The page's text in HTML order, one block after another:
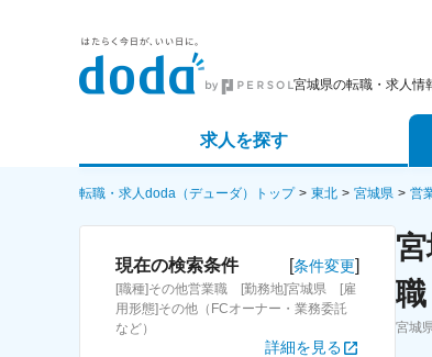
宮城県の転職・求人情
求人を探す
詳細条件から探す
求人特集から探す
転職・求人doda（デューダ）トップ 東北 宮城県 営
現在の検索条件 [条件変更]
[職種]その他営業職 [勤務地]宮城県 [雇
用形態]その他（FCオーナー・業務委託
など）
詳細を見る
宮城